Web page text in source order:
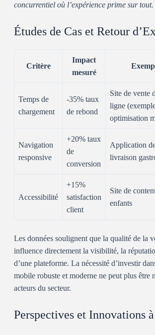
concurrentiel où l’expérience prime sur tout.
Études de Cas et Retour
Critère
Impact
mesuré
Temps de
chargement
-35% taux
de rebond
Site de vente
ligne
optimisation
Navigation
responsive
+20% taux
de
conversion
Application
livraison
Accessibilité
+15%
satisfaction
client
Site de
enfants
Les données soulignent que la qualité de la
influence directement la visibilité, la
d’une plateforme. La nécessité d’investir
mobile robuste et moderne ne peut plus être
acteurs du secteur.
Perspectives et Innovations